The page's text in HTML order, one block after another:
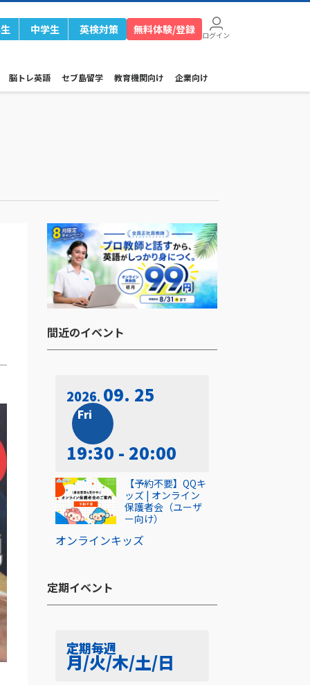
中学生 英検対策 無料体験/登録 ログイン
脳トレ英語 セブ島留学 教育機関向け 企業向け
間近のイベント​
2026 09. 25
Fri
19:30 - 20:00
オンラインキッズ
【予約不要】QQキ
ッズ | オンライン
保護者会（ユーザ
ー向け）
定期イベント​
定期毎週
月/火/木/土/日